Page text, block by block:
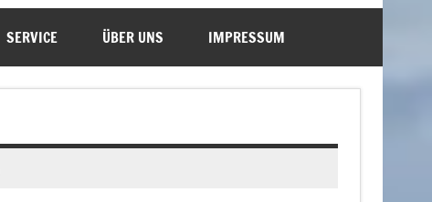
SERVICE ÜBER UNS IMPRESSUM